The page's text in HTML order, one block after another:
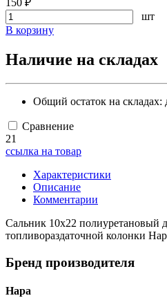
150 ₽
шт
В корзину
Наличие на складах
Общий остаток на складах:
Сравнение
21
ссылка на товар
Характеристики
Описание
Комментарии
Сальник 10х22 полиуретановый
топливораздаточной колонки
Бренд производителя
Нара